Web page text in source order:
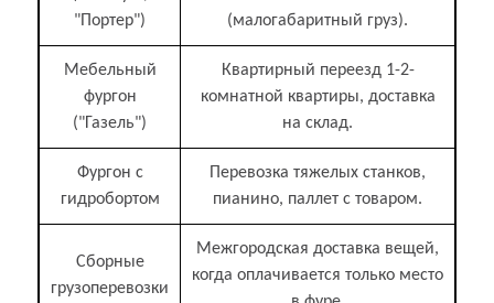
"Портер")
(малогабаритный груз).
Мебельный
фургон
("Газель")
Квартирный переезд 1-2-
комнатной квартиры, доставка
на склад.
Фургон с
гидробортом
Перевозка тяжелых станков,
пианино, паллет с товаром.
Сборные
грузоперевозки
Межгородская доставка вещей,
когда оплачивается только место